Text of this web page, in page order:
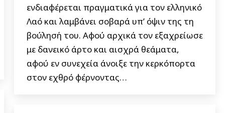
ενδιαφέρεται πραγματικά για τον ελληνικό
Λαό και λαμβάνει σοβαρά υπ’ όψιν της τη
βούλησή του. Αφού αρχικά τον εξαχρείωσε
με δανεικό άρτο και αισχρά θεάματα,
αφού εν συνεχεία άνοιξε την κερκόπορτα
στον εχθρό φέρνοντας…